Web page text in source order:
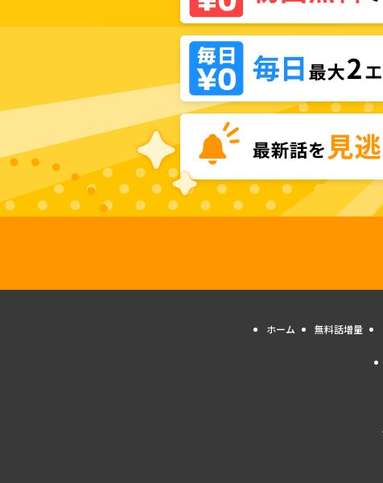
ホーム 無料話増量